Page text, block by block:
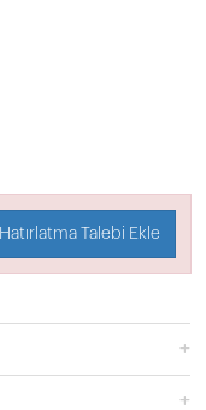
Hatırlatma Talebi Ekle